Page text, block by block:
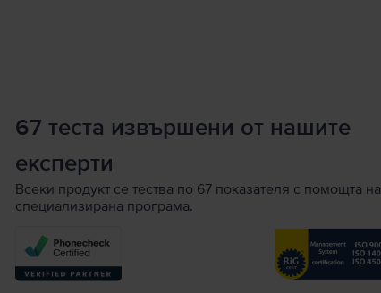
67 теста извършени от нашите
експерти
Всеки продукт се тества по 67 показателя с помощта на
специализирана програма.